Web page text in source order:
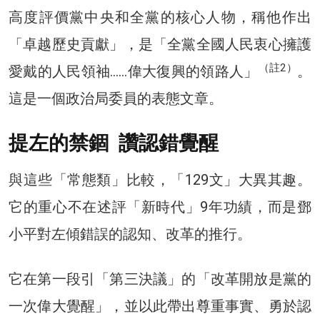
高度評價黨中央和全黨的核心人物，稱他作出
「卓越歷史貢獻」，是「全黨全國人民衷心擁護
愛戴的人民領袖……偉大復興的領路人」
（註2）
。
這是一個政治局委員的表態文章。
提左的禁錮 讚認錯覺醒
與這些「常態類」比較，「129文」大異其趣。
它的重心不在述評「新時代」9年功績，而是鄧
小平對左傾錯誤的認知、改革的推行。
它在第一段引「第三決議」的「改革開放是黨的
一次偉大覺醒」，並以此帶出尊重事實、勇於認